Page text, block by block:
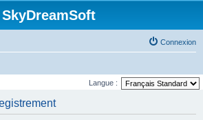
SkyDreamSoft
Connexion
Langue :